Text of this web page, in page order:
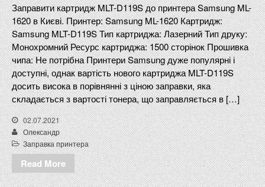
Заправити картридж MLT-D119S до принтера Samsung ML-
1620 в Києві. Принтер: Samsung ML-1620 Картридж:
Samsung MLT-D119S Тип картриджа: Лазерний Тип друку:
Монохромний Ресурс картриджа: 1500 сторінок Прошивка
чипа: Не потрібна Принтери Samsung дуже популярні і
доступні, однак вартість нового картриджа MLT-D119S
досить висока в порівнянні з ціною заправки, яка
складається з вартості тонера, що заправляється в […]
02.07.2021
Олександр
Заправка принтера
Read More